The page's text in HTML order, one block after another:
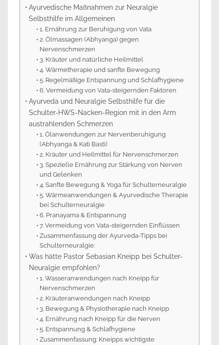
Ayurvedische Maßnahmen zur Neuralgie
Selbsthilfe im Allgemeinen
1. Ernährung zur Beruhigung von Vata
2. Ölmassagen (Abhyanga) gegen
Nervenschmerzen
3. Kräuter und natürliche Heilmittel
4. Wärmetherapie und sanfte Bewegung
5. Regelmäßige Entspannung und Schlafhygiene
6. Vermeidung von Vata-steigernden Faktoren
Ayurveda und Neuralgie Selbsthilfe für die
Schulter-HWS-Nacken-Region mit in den Arm
austrahlenden Schmerzen
1. Ölanwendungen zur Nervenberuhigung
(Abhyanga & Kati Basti)
2. Kräuter und Heilmittel für Nervenschmerzen
3. Spezielle Ernährung zur Stärkung von Nerven
und Gelenken
4. Sanfte Bewegung & Yoga für Schulterneuralgie
5. Wärmeanwendungen & Ayurvedische Therapie
bei Schulterneuralgie
6. Pranayama & Entspannung
7. Vermeidung von Vata-steigernden Einflüssen
Zusammenfassung der Ayurveda-Tipps bei
Schulterneuralgie:
Was hätte Pastor Sebasian Kneipp bei Schulter-
Neuralgie empfohlen?
1. Wasseranwendungen nach Kneipp für
Nervenschmerzen
2. Kräuteranwendungen nach Kneipp
3. Bewegung & Physiotherapie nach Kneipp
4. Ernährung nach Kneipp für die Nerven
5. Entspannung & Schlafhygiene
Zusammenfassung: Kneipps wichtigste